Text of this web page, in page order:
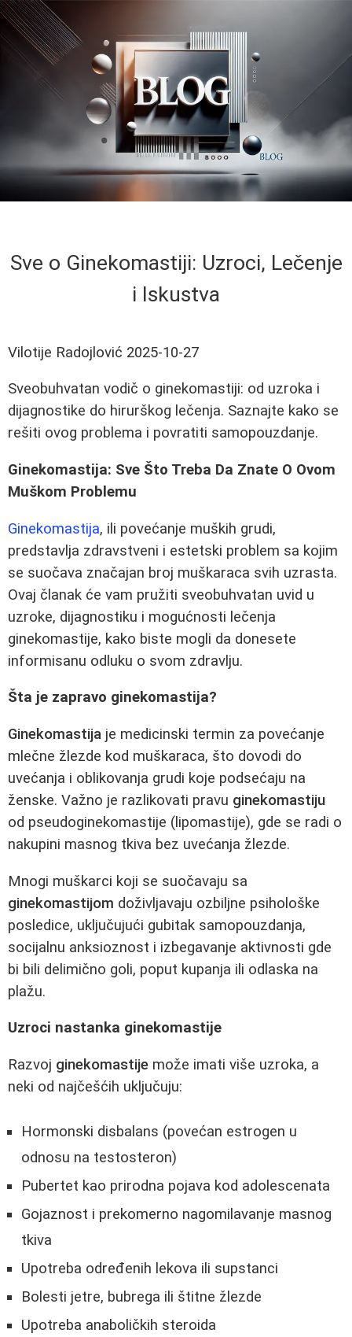
Sve o Ginekomastiji: Uzroci, Lečenje
i Iskustva
Vilotije Radojlović 2025-10-27
Sveobuhvatan vodič o ginekomastiji: od uzroka i
dijagnostike do hirurškog lečenja. Saznajte kako se
rešiti ovog problema i povratiti samopouzdanje.
Ginekomastija: Sve Što Treba Da Znate O Ovom
Muškom Problemu
Ginekomastija, ili povećanje muških grudi,
predstavlja zdravstveni i estetski problem sa kojim
se suočava značajan broj muškaraca svih uzrasta.
Ovaj članak će vam pružiti sveobuhvatan uvid u
uzroke, dijagnostiku i mogućnosti lečenja
ginekomastije, kako biste mogli da donesete
informisanu odluku o svom zdravlju.
Šta je zapravo ginekomastija?
Ginekomastija je medicinski termin za povećanje
mlеčne žlezde kod muškaraca, što dovodi do
uvećanja i oblikovanja grudi koje podsećaju na
ženske. Važno je razlikovati pravu ginekomastiju
od pseudoginekomastije (lipomastije), gde se radi o
nakupini masnog tkiva bez uvećanja žlezde.
Mnogi muškarci koji se suočavaju sa
ginekomastijom doživljavaju ozbiljne psihološke
posledice, uključujući gubitak samopouzdanja,
socijalnu anksioznost i izbegavanje aktivnosti gde
bi bili delimično goli, poput kupanja ili odlaska na
plažu.
Uzroci nastanka ginekomastije
Razvoj ginekomastije može imati više uzroka, a
neki od najčešćih uključuju:
Hormonski disbalans (povećan estrogen u
odnosu na testosteron)
Pubertet kao prirodna pojava kod adolescenata
Gojaznost i prekomerno nagomilavanje masnog
tkiva
Upotreba određenih lekova ili supstanci
Bolesti jetre, bubrega ili štitne žlezde
Upotreba anaboličkih steroida